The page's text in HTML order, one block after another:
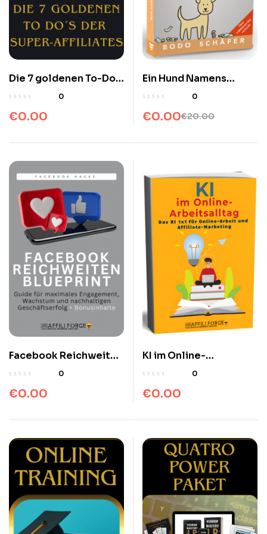
Die 7 goldenen To-Do´s
der Super-Affiliates
Video-Kurse
0
€0.00
Ein Hund Namens
Money von Bodo
0
€20.00
€0.00
Facebook Reichweiten
Blueprint – Schritt für
0
€0.00
KI im Online-
Arbeitsalltag KI – 1×1 |
0
€0.00